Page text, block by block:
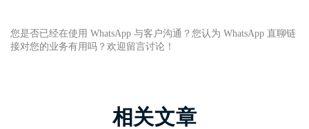
您是否已经在使用 WhatsApp 与客户沟通？您认为 WhatsApp 直聊链
接对您的业务有用吗？欢迎留言讨论！
相关文章